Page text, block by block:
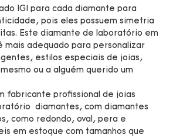
IGI para cada diamante para
pois eles possuem simetria
Este diamante de laboratório em
mais adequado para personalizar
estilos especiais de joias,
ou a alguém querido um
fabricante profissional de joias
diamantes, com diamantes
como redondo, oval, pera e
em estoque com tamanhos que